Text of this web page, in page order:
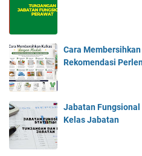
Cara
Rekomendasi
Jabatan
Kelas Jabatan